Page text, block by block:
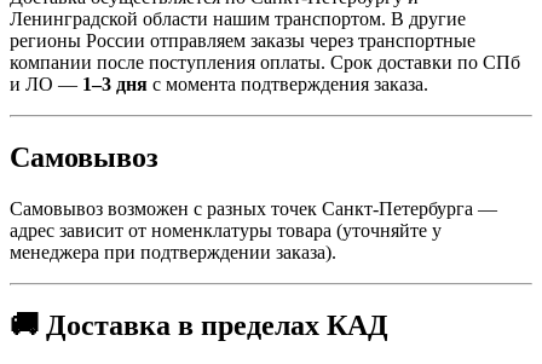
Ленинградской области нашим транспортом. В другие
регионы России отправляем заказы через транспортные
компании после поступления оплаты. Срок доставки по СПб
и ЛО — 1–3 дня с момента подтверждения заказа.
Самовывоз
Самовывоз возможен с разных точек Санкт-Петербурга —
адрес зависит от номенклатуры товара (уточняйте у
менеджера при подтверждении заказа).
🚚 Доставка в пределах КАД